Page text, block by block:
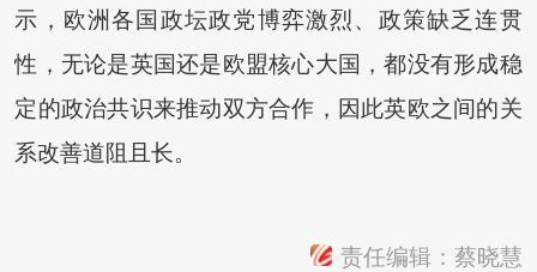
示，欧洲各国政坛政党博弈激烈、政策缺乏连贯
性，无论是英国还是欧盟核心大国，都没有形成稳
定的政治共识来推动双方合作，因此英欧之间的关
系改善道阻且长。
责任编辑：蔡晓慧